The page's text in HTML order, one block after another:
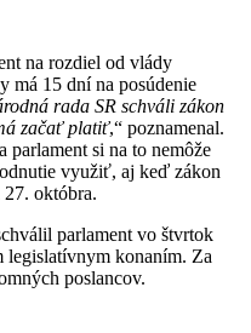
na rozdiel od vlády
má 15 dní na posúdenie
rada SR schváli zákon
začať platiť,“ poznamenal.
si na to nemôže
využiť, aj keď zákon
októbra.
parlament vo štvrtok
legislatívnym konaním. Za
poslancov.